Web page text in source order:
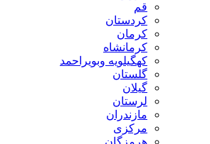
قم
کردستان
کرمان
کرمانشاه
کهگیلویه وبویراحمد
گلستان
گیلان
لرستان
مازندران
مرکزی
هرمزگان